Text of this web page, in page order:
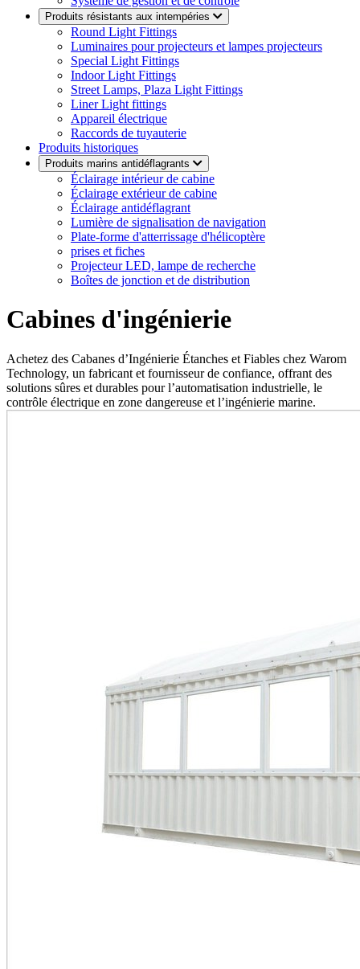
Produits résistants aux intempéries
Round Light Fittings
Luminaires pour projecteurs et lampes projecteurs
Special Light Fittings
Indoor Light Fittings
Street Lamps, Plaza Light Fittings
Liner Light fittings
Appareil électrique
Raccords de tuyauterie
Produits historiques
Produits marins antidéflagrants
Éclairage intérieur de cabine
Éclairage extérieur de cabine
Éclairage antidéflagrant
Lumière de signalisation de navigation
Plate-forme d'atterrissage d'hélicoptère
prises et fiches
Projecteur LED, lampe de recherche
Boîtes de jonction et de distribution
Cabines d'ingénierie
Achetez des Cabanes d’Ingénierie Étanches et Fiables chez Warom
Technology, un fabricant et fournisseur de confiance, offrant des
solutions sûres et durables pour l’automatisation industrielle, le
contrôle électrique en zone dangereuse et l’ingénierie marine.